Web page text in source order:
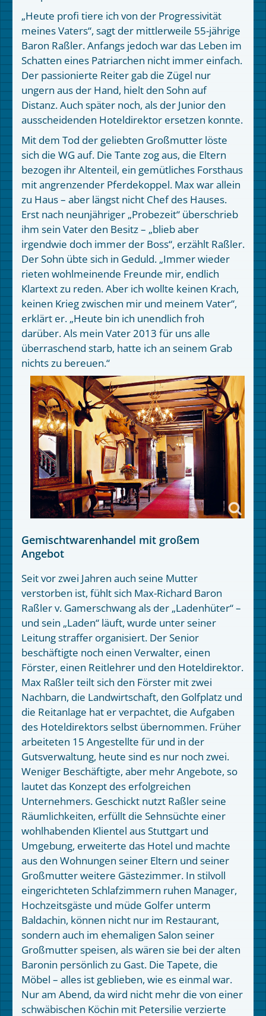
„Heute profi tiere ich von der Progressivität
meines Vaters“, sagt der mittlerweile 55-jährige
Baron Raßler. Anfangs jedoch war das Leben im
Schatten eines Patriarchen nicht immer einfach.
Der passionierte Reiter gab die Zügel nur
ungern aus der Hand, hielt den Sohn auf
Distanz. Auch später noch, als der Junior den
ausscheidenden Hoteldirektor ersetzen konnte.
Mit dem Tod der geliebten Großmutter löste
sich die WG auf. Die Tante zog aus, die Eltern
bezogen ihr Altenteil, ein gemütliches Forsthaus
mit angrenzender Pferdekoppel. Max war allein
zu Haus – aber längst nicht Chef des Hauses.
Erst nach neunjähriger „Probezeit“ überschrieb
ihm sein Vater den Besitz – „blieb aber
irgendwie doch immer der Boss“, erzählt Raßler.
Der Sohn übte sich in Geduld. „Immer wieder
rieten wohlmeinende Freunde mir, endlich
Klartext zu reden. Aber ich wollte keinen Krach,
keinen Krieg zwischen mir und meinem Vater“,
erklärt er. „Heute bin ich unendlich froh
darüber. Als mein Vater 2013 für uns alle
überraschend starb, hatte ich an seinem Grab
nichts zu bereuen.“
Gemischtwarenhandel mit großem
Angebot
Seit vor zwei Jahren auch seine Mutter
verstorben ist, fühlt sich Max-Richard Baron
Raßler v. Gamerschwang als der „Ladenhüter“ –
und sein „Laden“ läuft, wurde unter seiner
Leitung straffer organisiert. Der Senior
beschäftigte noch einen Verwalter, einen
Förster, einen Reitlehrer und den Hoteldirektor.
Max Raßler teilt sich den Förster mit zwei
Nachbarn, die Landwirtschaft, den Golfplatz und
die Reitanlage hat er verpachtet, die Aufgaben
des Hoteldirektors selbst übernommen. Früher
arbeiteten 15 Angestellte für und in der
Gutsverwaltung, heute sind es nur noch zwei.
Weniger Beschäftigte, aber mehr Angebote, so
lautet das Konzept des erfolgreichen
Unternehmers. Geschickt nutzt Raßler seine
Räumlichkeiten, erfüllt die Sehnsüchte einer
wohlhabenden Klientel aus Stuttgart und
Umgebung, erweiterte das Hotel und machte
aus den Wohnungen seiner Eltern und seiner
Großmutter weitere Gästezimmer. In stilvoll
eingerichteten Schlafzimmern ruhen Manager,
Hochzeitsgäste und müde Golfer unterm
Baldachin, können nicht nur im Restaurant,
sondern auch im ehemaligen Salon seiner
Großmutter speisen, als wären sie bei der alten
Baronin persönlich zu Gast. Die Tapete, die
Möbel – alles ist geblieben, wie es einmal war.
Nur am Abend, da wird nicht mehr die von einer
schwäbischen Köchin mit Petersilie verzierte